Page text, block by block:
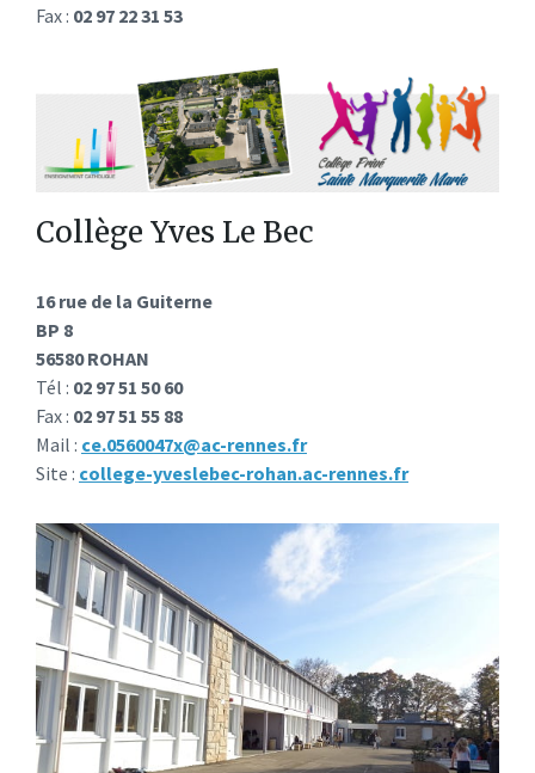
Fax : 02 97 22 31 53
Collège Yves Le Bec
16 rue de la Guiterne
BP 8
56580 ROHAN
Tél : 02 97 51 50 60
Fax : 02 97 51 55 88
Mail : ce.0560047x@ac-rennes.fr
Site : college-yveslebec-rohan.ac-rennes.fr